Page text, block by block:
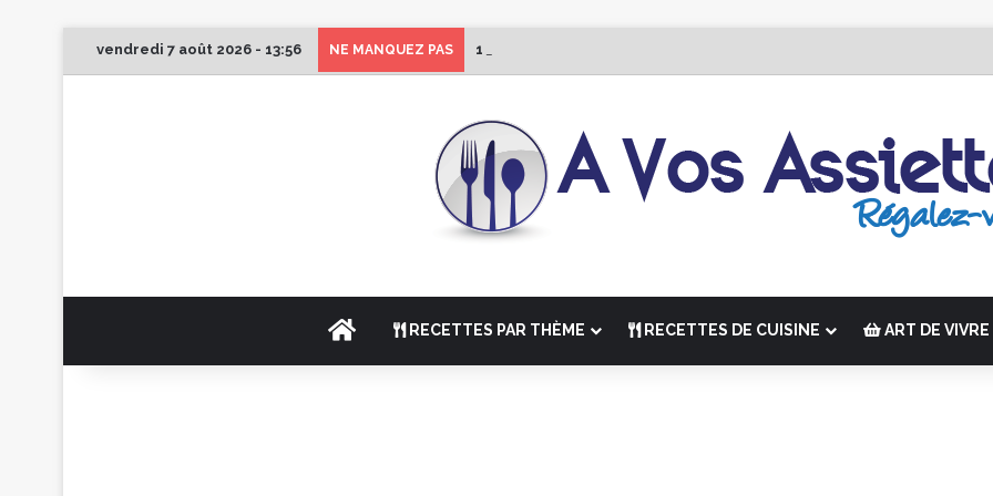
vendredi 7 août 2026 - 13:56 NE MANQUEZ PAS 1er Édition de “La Semaine des Chefs” du 19 au 24 octobre 2026
ACCUEILRECETTES PAR THÈME RECETTES DE CUISINE ART DE VIVRE